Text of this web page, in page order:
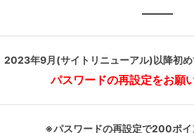
2023年9月(サイトリニューアル)以降初
パスワードの再設定をお願
※パスワードの再設定で200ポイ